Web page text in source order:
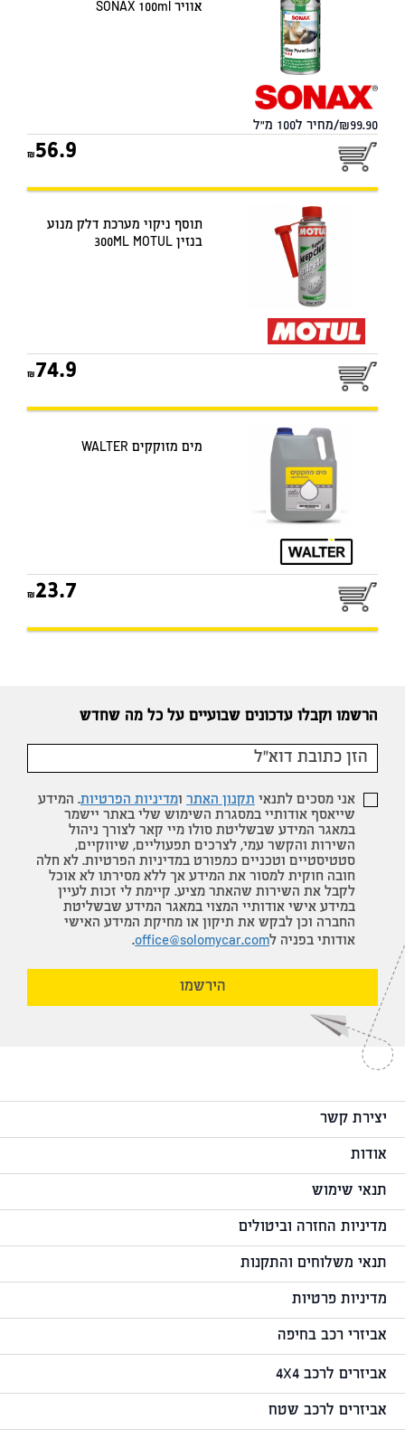
אוויר SONAX 100ml
99.90/מחיר ל100 מ"ל
56.9
תוסף ניקוי מערכת דלק מנוע
בנזין 300ML MOTUL
74.9
מים מזוקקים WALTER
23.7
הרשמו וקבלו עדכונים שבועיים על כל מה שחדש
אני מסכים לתנאי תקנון האתר ומדיניות הפרטיות. המידע
שייאסף אודותיי במסגרת השימוש שלי באתר יישמר
במאגר המידע שבשליטת סולו מיי קאר לצורך ניהול
השירות והקשר עמי, לצרכים תפעוליים, שיווקיים,
סטטיסטיים וטכניים כמפורט במדיניות הפרטיות. לא חלה
חובה חוקית למסור את המידע אך ללא מסירתו לא אוכל
לקבל את השירות שהאתר מציע. קיימת לי זכות לעיין
במידע אישי אודותיי המצוי במאגר המידע שבשליטת
החברה וכן לבקש את תיקון או מחיקת המידע האישי
אודותי בפניה לoffice@solomycar.com
.
הירשמו
יצירת קשר
אודות
תנאי שימוש
מדיניות החזרה וביטולים
תנאי משלוחים והתקנות
מדיניות פרטיות
אביזרי רכב בחיפה
אביזרים לרכב 4X4
אביזרים לרכב שטח